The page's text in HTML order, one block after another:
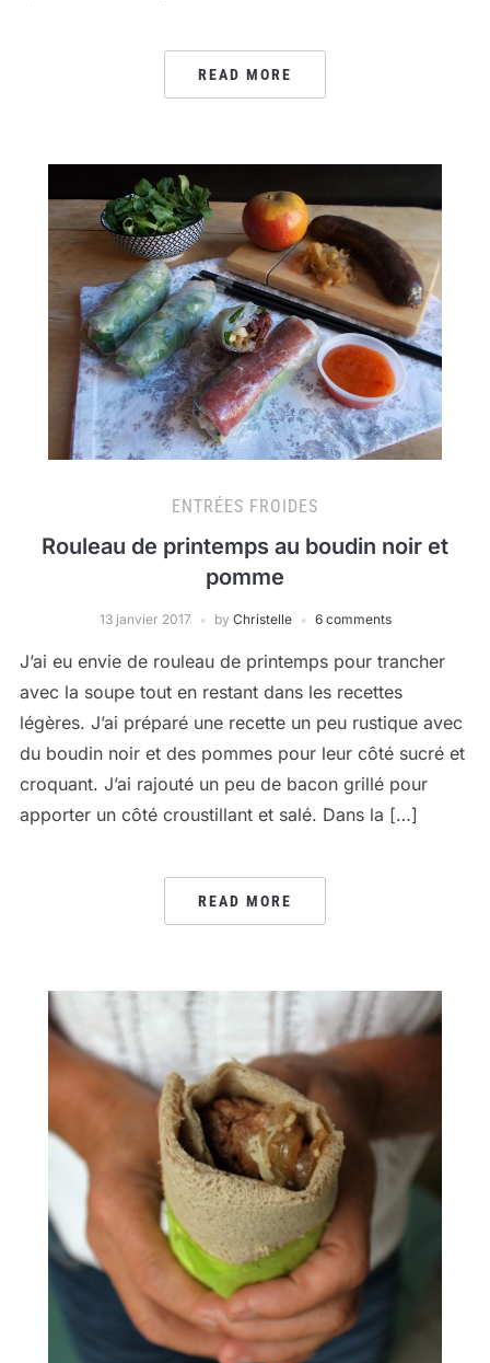
READ MORE
ENTRÉES FROIDES
Rouleau de printemps au boudin noir et
pomme
13 janvier 2017 by Christelle 6 comments
J’ai eu envie de rouleau de printemps pour trancher
avec la soupe tout en restant dans les recettes
légères. J’ai préparé une recette un peu rustique avec
du boudin noir et des pommes pour leur côté sucré et
croquant. J’ai rajouté un peu de bacon grillé pour
apporter un côté croustillant et salé. Dans la […]
READ MORE